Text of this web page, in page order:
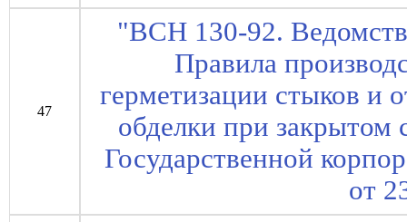
47
"ВСН 130-92.
Правила
герметизации стыков и
обделки при закрытом
Государственной
от